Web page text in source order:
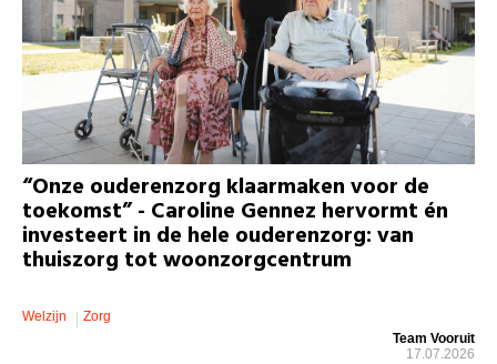
“Onze ouderenzorg klaarmaken voor de
toekomst” - Caroline Gennez hervormt én
investeert in de hele ouderenzorg: van
thuiszorg tot woonzorgcentrum
Welzijn
Zorg
Team Vooruit
17.07.2026